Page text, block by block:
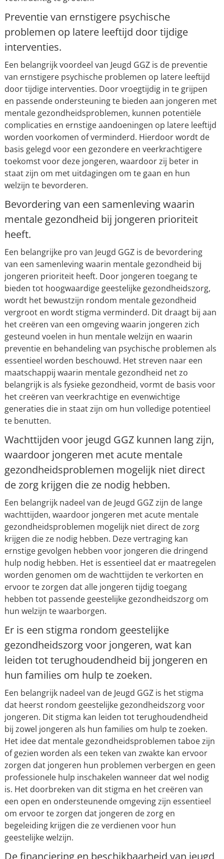
Preventie van ernstigere psychische
problemen op latere leeftijd door tijdige
interventies.
Een belangrijk voordeel van Jeugd GGZ is de preventie
van ernstigere psychische problemen op latere leeftijd
door tijdige interventies. Door vroegtijdig in te grijpen
en passende ondersteuning te bieden aan jongeren met
mentale gezondheidsproblemen, kunnen potentiële
complicaties en ernstige aandoeningen op latere leeftijd
worden voorkomen of verminderd. Hierdoor wordt de
basis gelegd voor een gezondere en veerkrachtigere
toekomst voor deze jongeren, waardoor zij beter in
staat zijn om met uitdagingen om te gaan en hun
welzijn te bevorderen.
Bevordering van een samenleving waarin
mentale gezondheid bij jongeren prioriteit
heeft.
Een belangrijke pro van Jeugd GGZ is de bevordering
van een samenleving waarin mentale gezondheid bij
jongeren prioriteit heeft. Door jongeren toegang te
bieden tot hoogwaardige geestelijke gezondheidszorg,
wordt het bewustzijn rondom mentale gezondheid
vergroot en wordt stigma verminderd. Dit draagt bij aan
het creëren van een omgeving waarin jongeren zich
gesteund voelen in hun mentale welzijn en waarin
preventie en behandeling van psychische problemen als
essentieel worden beschouwd. Het streven naar een
maatschappij waarin mentale gezondheid net zo
belangrijk is als fysieke gezondheid, vormt de basis voor
het creëren van veerkrachtige en evenwichtige
generaties die in staat zijn om hun volledige potentieel
te benutten.
Wachttijden voor jeugd GGZ kunnen lang zijn,
waardoor jongeren met acute mentale
gezondheidsproblemen mogelijk niet direct
de zorg krijgen die ze nodig hebben.
Een belangrijk nadeel van de Jeugd GGZ zijn de lange
wachttijden, waardoor jongeren met acute mentale
gezondheidsproblemen mogelijk niet direct de zorg
krijgen die ze nodig hebben. Deze vertraging kan
ernstige gevolgen hebben voor jongeren die dringend
hulp nodig hebben. Het is essentieel dat er maatregelen
worden genomen om de wachttijden te verkorten en
ervoor te zorgen dat alle jongeren tijdig toegang
hebben tot passende geestelijke gezondheidszorg om
hun welzijn te waarborgen.
Er is een stigma rondom geestelijke
gezondheidszorg voor jongeren, wat kan
leiden tot terughoudendheid bij jongeren en
hun families om hulp te zoeken.
Een belangrijk nadeel van de Jeugd GGZ is het stigma
dat heerst rondom geestelijke gezondheidszorg voor
jongeren. Dit stigma kan leiden tot terughoudendheid
bij zowel jongeren als hun families om hulp te zoeken.
Het idee dat mentale gezondheidsproblemen taboe zijn
of gezien worden als een teken van zwakte kan ervoor
zorgen dat jongeren hun problemen verbergen en geen
professionele hulp inschakelen wanneer dat wel nodig
is. Het doorbreken van dit stigma en het creëren van
een open en ondersteunende omgeving zijn essentieel
om ervoor te zorgen dat jongeren de zorg en
begeleiding krijgen die ze verdienen voor hun
geestelijke welzijn.
De financiering en beschikbaarheid van jeugd